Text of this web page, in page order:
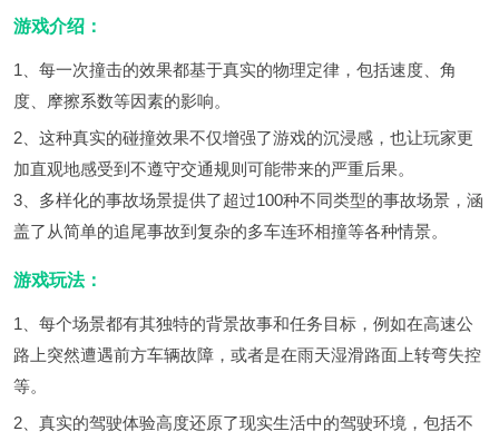
游戏介绍：
1、每一次撞击的效果都基于真实的物理定律，包括速度、角
度、摩擦系数等因素的影响。
2、这种真实的碰撞效果不仅增强了游戏的沉浸感，也让玩家更
加直观地感受到不遵守交通规则可能带来的严重后果。
3、多样化的事故场景提供了超过100种不同类型的事故场景，涵
盖了从简单的追尾事故到复杂的多车连环相撞等各种情景。
游戏玩法：
1、每个场景都有其独特的背景故事和任务目标，例如在高速公
路上突然遭遇前方车辆故障，或者是在雨天湿滑路面上转弯失控
等。
2、真实的驾驶体验高度还原了现实生活中的驾驶环境，包括不